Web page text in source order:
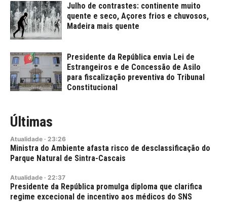
Julho de contrastes: continente muito
quente e seco, Açores frios e chuvosos,
Madeira mais quente
Presidente da República envia Lei de
Estrangeiros e de Concessão de Asilo
para fiscalização preventiva do Tribunal
Constitucional
Últimas
Atualidade · 23:26
Ministra do Ambiente afasta risco de desclassificação do
Parque Natural de Sintra-Cascais
Atualidade · 22:37
Presidente da República promulga diploma que clarifica
regime excecional de incentivo aos médicos do SNS